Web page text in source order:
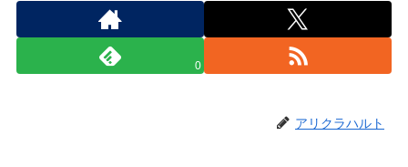
0
アリクラハルト